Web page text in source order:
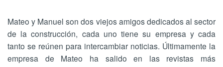
Mateo y Manuel son dos viejos amigos dedicados al sector
de la construcción, cada uno tiene su empresa y cada
tanto se reúnen para intercambiar noticias. Últimamente la
empresa de Mateo ha salido en las revistas más